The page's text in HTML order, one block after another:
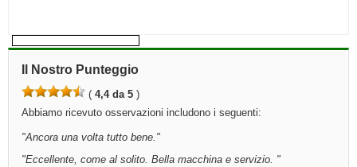
Il Nostro Punteggio
( 4,4 da 5 )
Abbiamo ricevuto osservazioni includono i seguenti:
"Ancora una volta tutto bene. "
"Eccellente, come al solito. Bella macchina e servizio. "